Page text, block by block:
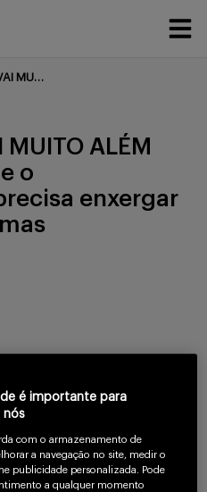
O INVERNO VAI MUITO ALÉM DA GRIPE: o que o farmacêutico precisa enxergar além dos sintomas
MUITO ALÉM
o
enxergar
você é
da
é importante para
nós
com o armazenamento de
a navegação no site, medir o
publicidade personalizada. Pode
a qualquer momento